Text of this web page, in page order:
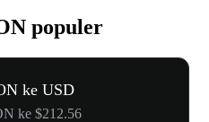
populer
ke USD
ke $212.56